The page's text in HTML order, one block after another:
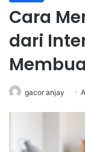
Cara
dari
gacor anjay